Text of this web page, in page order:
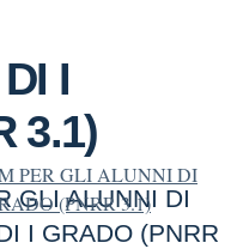
I
3.1)
GLI ALUNNI DI
I GRADO (PNRR
PER GLI ALUNNI DI
(PNRR 3.1)